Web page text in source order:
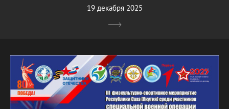
19 декабря 2025